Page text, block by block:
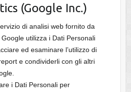
(Google Inc.)
di analisi web fornito da
utilizza i Dati Personali
ed esaminare l’utilizzo di
e condividerli con gli altri
i Dati Personali per